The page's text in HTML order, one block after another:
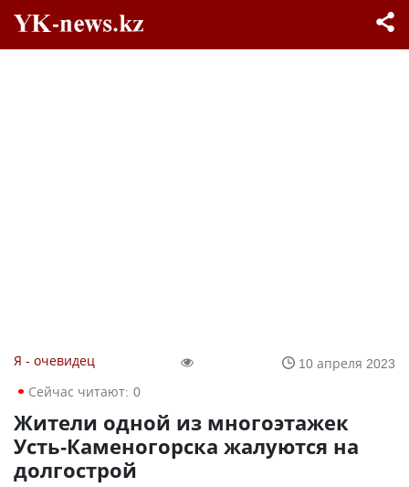
Я - очевидец
10 апреля 2023
Сейчас читают: 0
Жители одной из многоэтажек
Усть-Каменогорска жалуются на
долгострой